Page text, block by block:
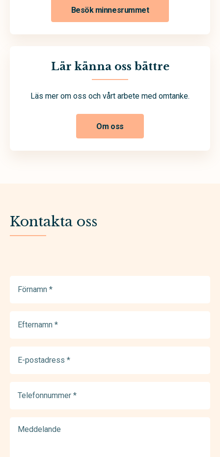
Besök minnesrummet
Lär känna oss bättre
Läs mer om oss och vårt arbete med omtanke.
Om oss
Kontakta oss
(Required)
(Required)
postadress
(Required)